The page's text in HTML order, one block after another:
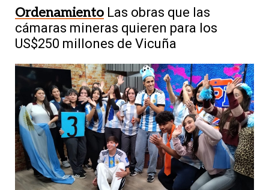
Ordenamiento Las obras que las
cámaras mineras quieren para los
US$250 millones de Vicuña